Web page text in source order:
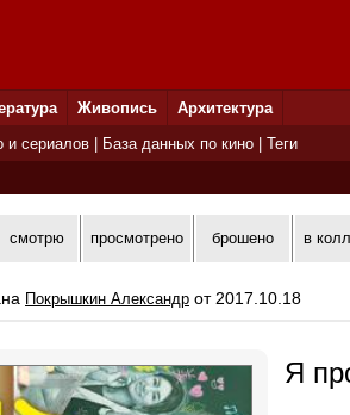
Живопись Архитектура
и сериалов База данных по кино
Теги
смотрю просмотрено брошено в
Покрышкин Александр от 2017.10.18
Я